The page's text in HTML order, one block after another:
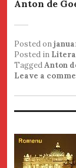
Anton de
Posted on
Posted in
TaggedAnton
Leave a